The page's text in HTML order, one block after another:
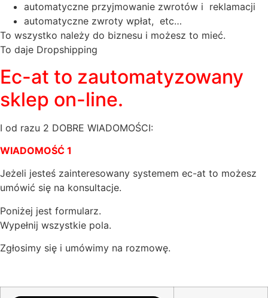
automatyczne przyjmowanie zwrotów i reklamacji
automatyczne zwroty wpłat, etc…
To wszystko należy do biznesu i możesz to mieć.
To daje Dropshipping
Ec-at to zautomatyzowany
sklep on-line.
I od razu 2 DOBRE WIADOMOŚCI:
WIADOMOŚĆ 1
Jeżeli jesteś zainteresowany systemem ec-at to możesz
umówić się na konsultacje.
Poniżej jest formularz.
Wypełnij wszystkie pola.
Zgłosimy się i umówimy na rozmowę.